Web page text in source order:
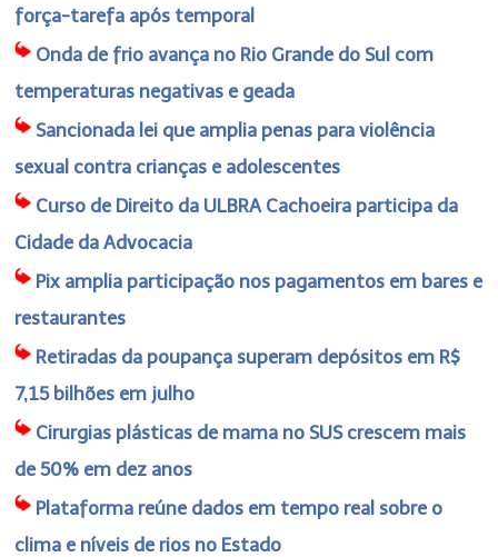
força-tarefa após temporal
Onda de frio avança no Rio Grande do Sul com
temperaturas negativas e geada
Sancionada lei que amplia penas para violência
sexual contra crianças e adolescentes
Curso de Direito da ULBRA Cachoeira participa da
Cidade da Advocacia
Pix amplia participação nos pagamentos em bares e
restaurantes
Retiradas da poupança superam depósitos em R$
7,15 bilhões em julho
Cirurgias plásticas de mama no SUS crescem mais
de 50% em dez anos
Plataforma reúne dados em tempo real sobre o
clima e níveis de rios no Estado